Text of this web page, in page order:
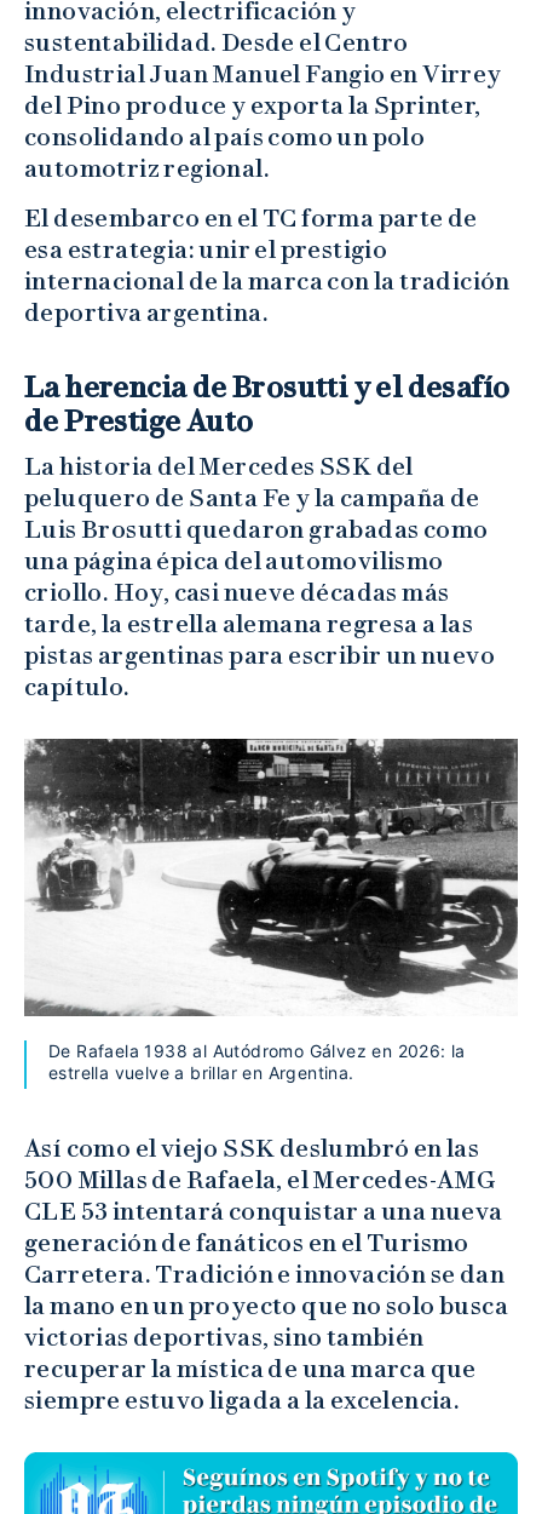
innovación, electrificación y
sustentabilidad. Desde el Centro
Industrial Juan Manuel Fangio en Virrey
del Pino produce y exporta la Sprinter,
consolidando al país como un polo
automotriz regional.
El desembarco en el TC forma parte de
esa estrategia: unir el prestigio
internacional de la marca con la tradición
deportiva argentina.
La herencia de Brosutti y el desafío
de Prestige Auto
La historia del Mercedes SSK del
peluquero de Santa Fe y la campaña de
Luis Brosutti quedaron grabadas como
una página épica del automovilismo
criollo. Hoy, casi nueve décadas más
tarde, la estrella alemana regresa a las
pistas argentinas para escribir un nuevo
capítulo.
De Rafaela 1938 al Autódromo Gálvez en 2026: la
estrella vuelve a brillar en Argentina.
Así como el viejo SSK deslumbró en las
500 Millas de Rafaela, el Mercedes-AMG
CLE 53 intentará conquistar a una nueva
generación de fanáticos en el Turismo
Carretera. Tradición e innovación se dan
la mano en un proyecto que no solo busca
victorias deportivas, sino también
recuperar la mística de una marca que
siempre estuvo ligada a la excelencia.